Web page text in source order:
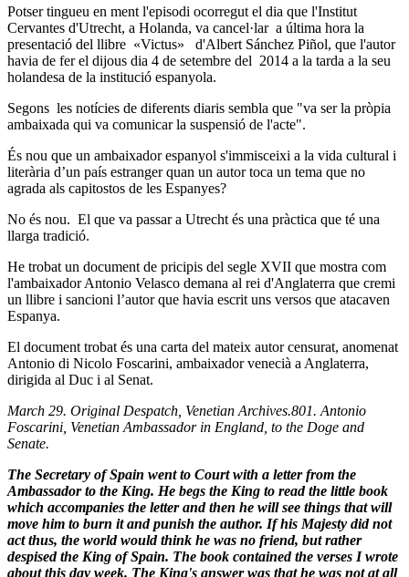
Potser tingueu en ment l'episodi ocorregut el dia que l'Institut
Cervantes d'Utrecht, a Holanda, va cancel·lar a última hora la
presentació del llibre «Victus» d'Albert Sánchez Piñol, que l'autor
havia de fer el dijous dia 4 de setembre del 2014 a la tarda a la seu
holandesa de la institució espanyola.
Segons les notícies de diferents diaris sembla que "va ser la pròpia
ambaixada qui va comunicar la suspensió de l'acte".
És nou que un ambaixador espanyol s'immisceixi a la vida cultural i
literària d’un país estranger quan un autor toca un tema que no
agrada als capitostos de les Espanyes?
No és nou. El que va passar a Utrecht és una pràctica que té una
llarga tradició.
He trobat un document de pricipis del segle XVII que mostra com
l'ambaixador Antonio Velasco demana al rei d'Anglaterra que cremi
un llibre i sancioni l’autor que havia escrit uns versos que atacaven
Espanya.
El document trobat és una carta del mateix autor censurat, anomenat
Antonio di Nicolo Foscarini, ambaixador venecià a Anglaterra,
dirigida al Duc i al Senat.
March 29. Original Despatch, Venetian Archives.801. Antonio
Foscarini, Venetian Ambassador in England, to the Doge and
Senate.
The Secretary of Spain went to Court with a letter from the
Ambassador to the King. He begs the King to read the little book
which accompanies the letter and then he will see things that will
move him to burn it and punish the author. If his Majesty did not
act thus, the world would think he was no friend, but rather
despised the King of Spain. The book contained the verses I wrote
about this day week. The King's answer was that he was not at all